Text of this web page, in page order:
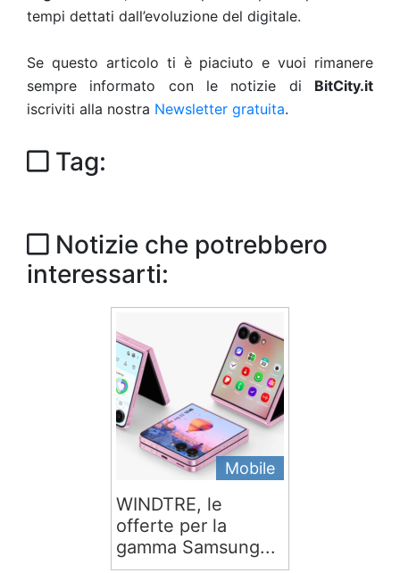
tempi dettati dall’evoluzione del digitale.
Se questo articolo ti è piaciuto e vuoi rimanere
sempre informato con le notizie di BitCity.it
iscriviti alla nostra Newsletter gratuita.
Tag:
Notizie che potrebbero
interessarti:
Mobile
WINDTRE, le
offerte per la
gamma Samsung...